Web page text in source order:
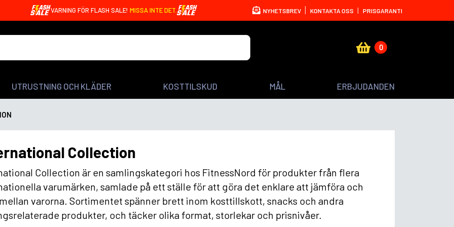
VARNING FÖR FLASH SALE! MISSA INTE DET. NYHETSBREV KONTAKTA OSS PRISGARANTI
0
UTRUSTNING OCH KLÄDER KOSTTILSKUD MÅL ERBJUDANDEN
Collection
Collection är en samlingskategori hos FitnessNord för produkter från flera
varumärken, samlade på ett ställe för att göra det enklare att jämföra och
varorna. Sortimentet spänner brett inom kosttillskott, snacks och andra
produkter, och täcker olika format, storlekar och prisnivåer.